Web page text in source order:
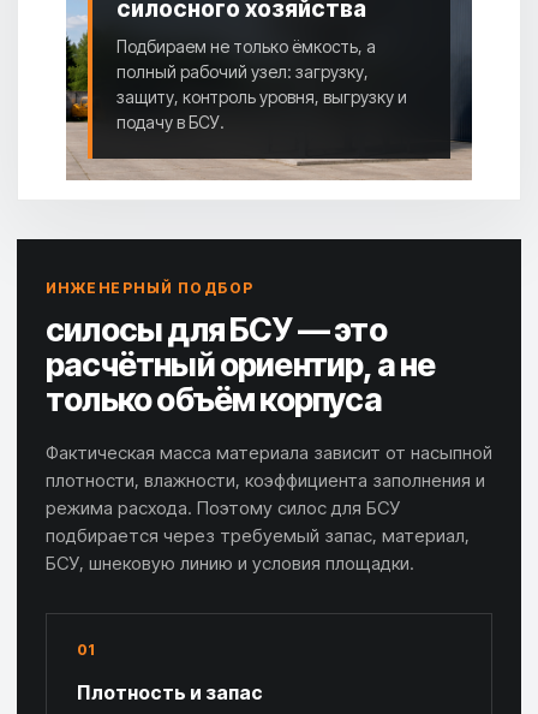
силосного хозяйства
Подбираем не только ёмкость, а
полный рабочий узел: загрузку,
защиту, контроль уровня, выгрузку и
подачу в БСУ.
ИНЖЕНЕРНЫЙ ПОДБОР
силосы для БСУ — это
расчётный ориентир, а не
только объём корпуса
Фактическая масса материала зависит от насыпной
плотности, влажности, коэффициента заполнения и
режима расхода. Поэтому силос для БСУ
подбирается через требуемый запас, материал,
БСУ, шнековую линию и условия площадки.
01
Плотность и запас